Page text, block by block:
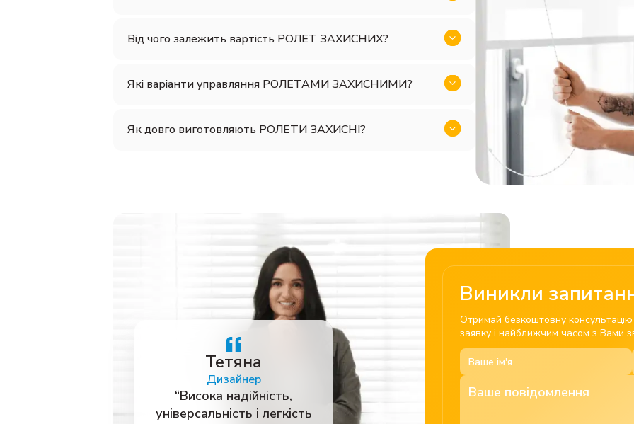
Від чого залежить вартість РОЛЕТ ЗАХИСНИХ?
Які варіанти управляння РОЛЕТАМИ ЗАХИСНИМИ?
Як довго виготовляють РОЛЕТИ ЗАХИСНІ?
Тетяна
Дизайнер
“Висока надійність,
універсальність і легкість
Виникли
Отримай безкоштовну консультацію
заявку і найближчим часом з Вами